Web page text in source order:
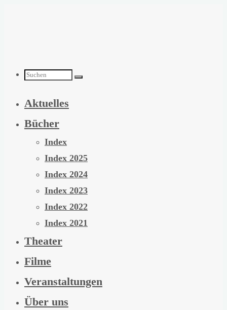
Suchen
nach:
Aktuelles
Bücher
Index
Index 2025
Index 2024
Index 2023
Index 2022
Index 2021
Theater
Filme
Veranstaltungen
Über uns